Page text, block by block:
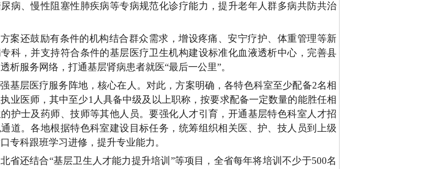
病、慢性阻塞性肺疾病等专病规范化诊疗能力，提升老年人群多病共防共治
案还鼓励有条件的机构结合群众需求，增设疼痛、安宁疗护、体重管理等新
科，并支持符合条件的基层医疗卫生机构建设标准化血液透析中心，完善县
析服务网络，打通基层肾病患者就医“最后一公里”。
基层医疗服务阵地，核心在人。对此，方案明确，各特色科室至少配备2名相
业医师，其中至少1人具备中级及以上职称，按要求配备一定数量的能胜任相
护士及药师、技师等其他人员。要强化人才引育，开通基层特色科室人才招
道。各地根据特色科室建设目标任务，统筹组织相关医、护、技人员到上级
专科跟班学习进修，提升专业能力。
省还结合“基层卫生人才能力提升培训”等项目，全省每年将培训不少于500名